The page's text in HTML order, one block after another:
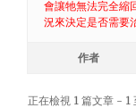
會讓牠無法完全縮
況來決定是否需要
作者
正在檢視 1 篇文章 - 1